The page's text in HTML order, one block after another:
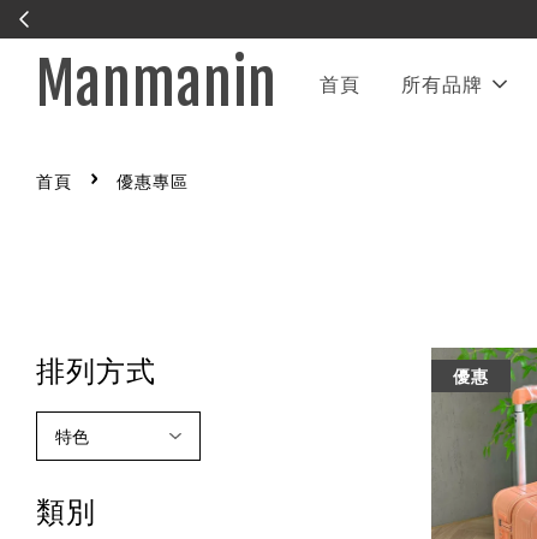
Manmanin 首頁 所有品牌
首頁 › 優惠專區
排列方式
類別
優惠